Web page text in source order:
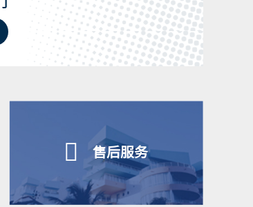
 售后服务